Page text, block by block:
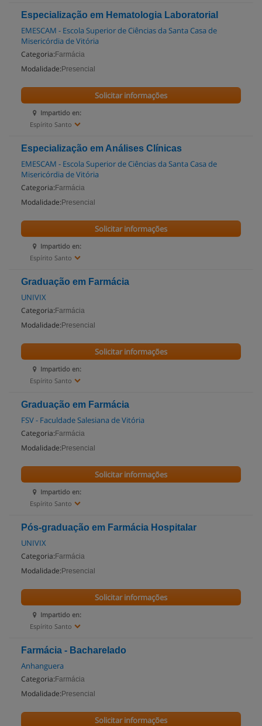
Especialização em Hematologia Laboratorial
EMESCAM - Escola Superior de Ciências da Santa Casa de
Misericórdia de Vitória
Categoria: Farmácia
Modalidade: Presencial
Impartido en:
Espírito Santo
Solicitar informações
Especialização em Análises Clínicas
EMESCAM - Escola Superior de Ciências da Santa Casa de
Misericórdia de Vitória
Categoria: Farmácia
Modalidade: Presencial
Impartido en:
Espírito Santo
Solicitar informações
Graduação em Farmácia
UNIVIX
Categoria: Farmácia
Modalidade: Presencial
Impartido en:
Espírito Santo
Solicitar informações
Graduação em Farmácia
FSV - Faculdade Salesiana de Vitória
Categoria: Farmácia
Modalidade: Presencial
Impartido en:
Espírito Santo
Solicitar informações
Pós-graduação em Farmácia Hospitalar
UNIVIX
Categoria: Farmácia
Modalidade: Presencial
Impartido en:
Espírito Santo
Solicitar informações
Farmácia - Bacharelado
Anhanguera
Categoria: Farmácia
Modalidade: Presencial
Solicitar informações